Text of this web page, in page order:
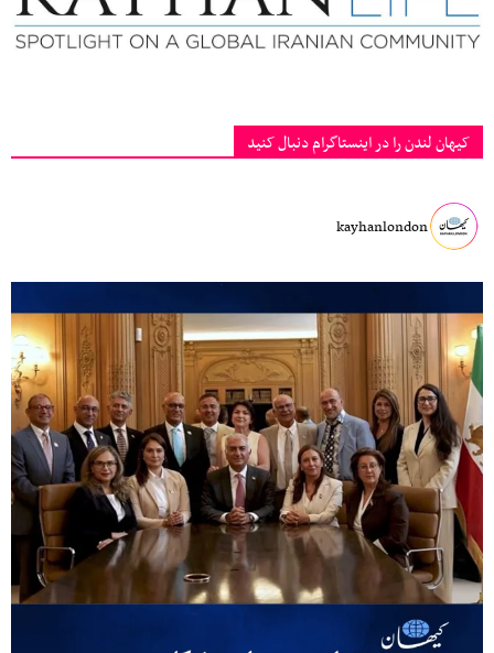
کیهان لندن را در اینستاگرام دنبال کنید
kayhanlondon